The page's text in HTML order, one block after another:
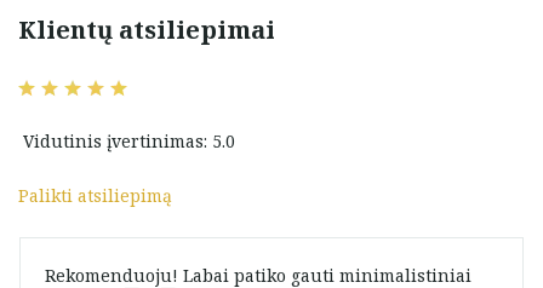
Klientų atsiliepimai
Vidutinis įvertinimas: 5.0
Palikti atsiliepimą
Rekomenduoju! Labai patiko gauti minimalistiniai